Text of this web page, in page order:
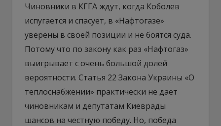
Чиновники в КГГА ждут, когда Коболев
испугается и спасует, в «Нафтогазе»
уверены в своей позиции и не боятся суда.
Потому что по закону как раз «Нафтогаз»
выигрывает с очень большой долей
вероятности. Статья 22 Закона Украины «О
теплоснабжении» практически не дает
чиновникам и депутатам Киеврады
шансов на честную победу. Но, победа